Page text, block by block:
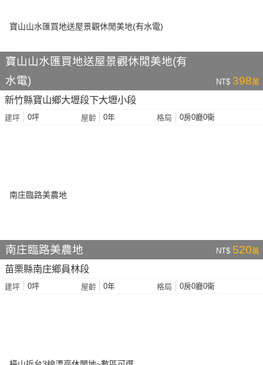
寶山山水匯買地送屋景觀休閒美地(有
水電)
NT$ 398萬
新竹縣寶山鄉大壢段下大壢小段
建坪 0坪 屋齡 0年 格局 0房0廳0衛
南庄臨路美農地 NT$ 520萬
苗栗縣南庄鄉員林段
建坪 0坪 屋齡 0年 格局 0房0廳0衛